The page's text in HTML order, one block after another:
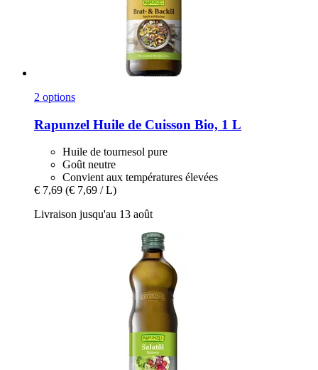
2 options
Rapunzel Huile de Cuisson Bio, 1 L
Huile de tournesol pure
Goût neutre
Convient aux températures élevées
€ 7,69 (€ 7,69 / L)
Livraison jusqu'au 13 août